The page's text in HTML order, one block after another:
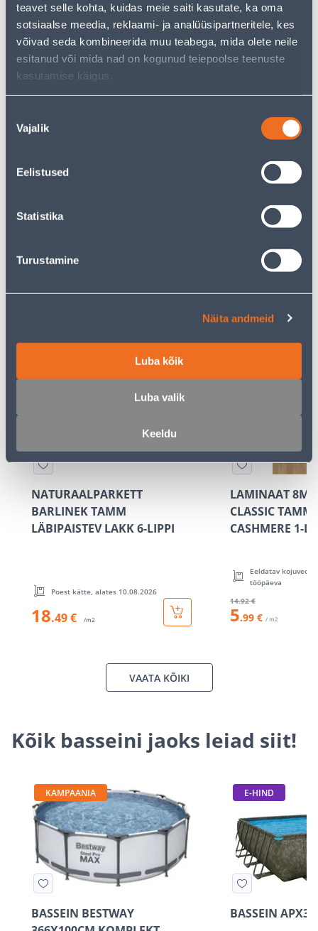
teavet selle kohta, kuidas meie saiti kasutate, ka oma
sotsiaalse meedia, reklaami- ja analüüsipartneritele, kes
võivad seda kombineerida muu teabega, mida olete neile
esitanud või mida nad on kogunud teiepoolse teenuste
kasutamise käigus.
valik
Vajalik
Eelistused
Statistika
Turustamine
Näita andmeid
Luba kõik
Luba valik
Keeldu
MURUNIIDUK CLINT CL-53-
ZERO
229.00 €
POWERMAX
Eeldatav
.00 €
Parketid ja
põrandakatted.Telli e-poest!
NATURAALPARKETT
BARLINEK TAMM
LÄBIPAISTEV LAKK 6-LIPPI
Poest kätte, alates 10.08.2026
18.49 € /m2
LAMINAAT
CLASSIC
CASHMERE 1-
Eeldatav kojuvedu
tööpäeva
14.92 €
5.99 € / m2
VAATA KÕIKI
Kõik basseini jaoks leiad siit!
KAMPAANIA
BASSEIN BESTWAY
E-HIND
BASSEIN